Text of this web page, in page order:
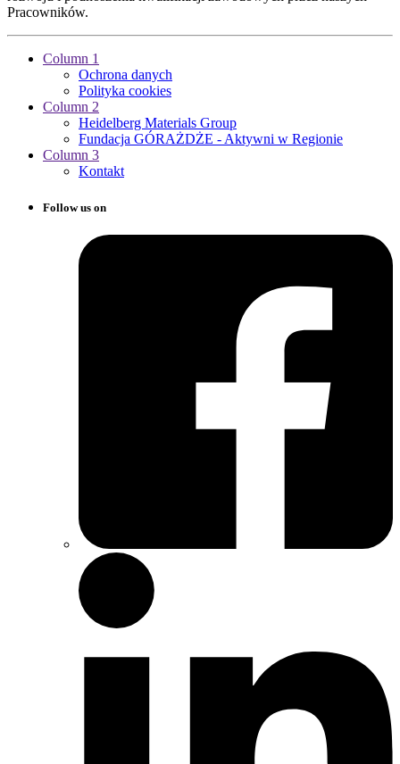
Pracowników.
Column 1
Ochrona danych
Polityka cookies
Column 2
Heidelberg Materials Group
Fundacja GÓRAŻDŻE - Aktywni w Regionie
Column 3
Kontakt
Follow us on